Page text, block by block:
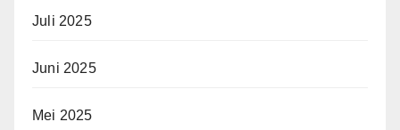
Juli 2025
Juni 2025
Mei 2025